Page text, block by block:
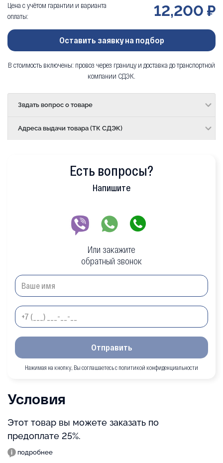
Цена с учётом гарантии и варианта
оплаты:
12,200 ₽
Оставить заявку на подбор
В стоимость включены: провоз через границу и доставка до транспортной
компании СДЭК.
Звдать вопрос о товаре
Адреса выдачи товара (ТК СДЭК)
Есть вопросы?
Напишите
Или закажите
обратный звонок
Отправить
Нажимая на кнопку, Вы соглашаетесь с политикой конфиденциальности
Условия
Этот товар вы можете заказать по
предоплате 25%.
подробнее